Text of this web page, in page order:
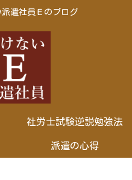
派遣社員Ｅのブログ
社労士試験逆説勉強法
派遣の心得